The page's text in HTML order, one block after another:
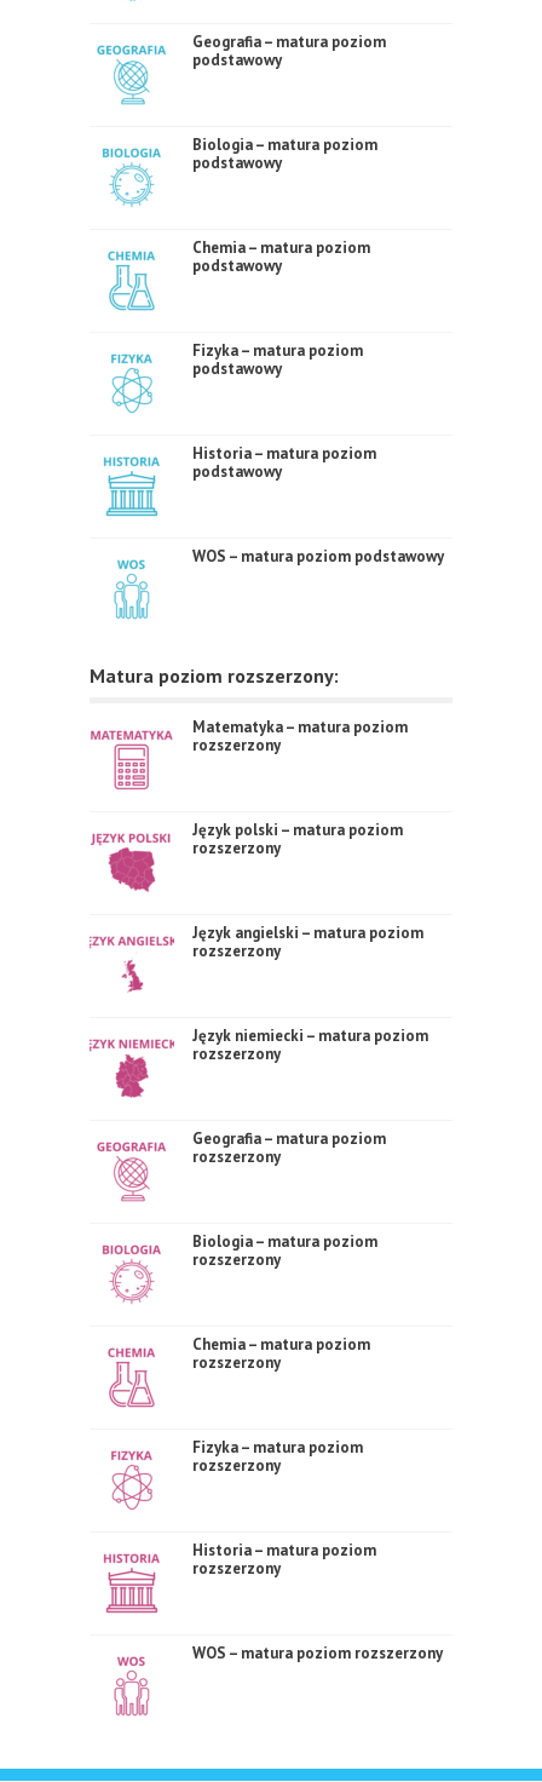
Geografia – matura poziom
podstawowy
Biologia – matura poziom
podstawowy
Chemia – matura poziom
podstawowy
Fizyka – matura poziom
podstawowy
Historia – matura poziom
podstawowy
WOS – matura poziom podstawowy
Matura poziom rozszerzony:
Matematyka – matura poziom
rozszerzony
Język polski – matura poziom
rozszerzony
Język angielski – matura poziom
rozszerzony
Język niemiecki – matura poziom
rozszerzony
Geografia – matura poziom
rozszerzony
Biologia – matura poziom
rozszerzony
Chemia – matura poziom
rozszerzony
Fizyka – matura poziom
rozszerzony
Historia – matura poziom
rozszerzony
WOS – matura poziom rozszerzony